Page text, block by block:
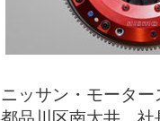
ニッサン・モータ